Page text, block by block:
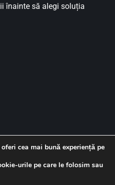
înainte să alegi soluția
Politica de confidentialitate
cea mai bună experiență pe
urile pe care le folosim sau